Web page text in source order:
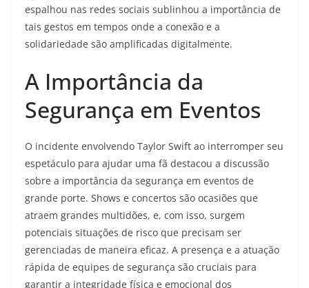
espalhou nas redes sociais sublinhou a importância de
tais gestos em tempos onde a conexão e a
solidariedade são amplificadas digitalmente.
A Importância da
Segurança em Eventos
O incidente envolvendo Taylor Swift ao interromper seu
espetáculo para ajudar uma fã destacou a discussão
sobre a importância da segurança em eventos de
grande porte. Shows e concertos são ocasiões que
atraem grandes multidões, e, com isso, surgem
potenciais situações de risco que precisam ser
gerenciadas de maneira eficaz. A presença e a atuação
rápida de equipes de segurança são cruciais para
garantir a integridade física e emocional dos